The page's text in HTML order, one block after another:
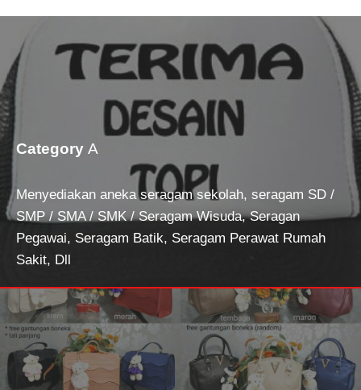
Category A
Menyediakan aneka seragam sekolah, seragam SD /
SMP / SMA / SMK / Seragam Wisuda, Seragan
Pegawai, Seragam Batik, Seragam Perawat Rumah
Sakit, Dll